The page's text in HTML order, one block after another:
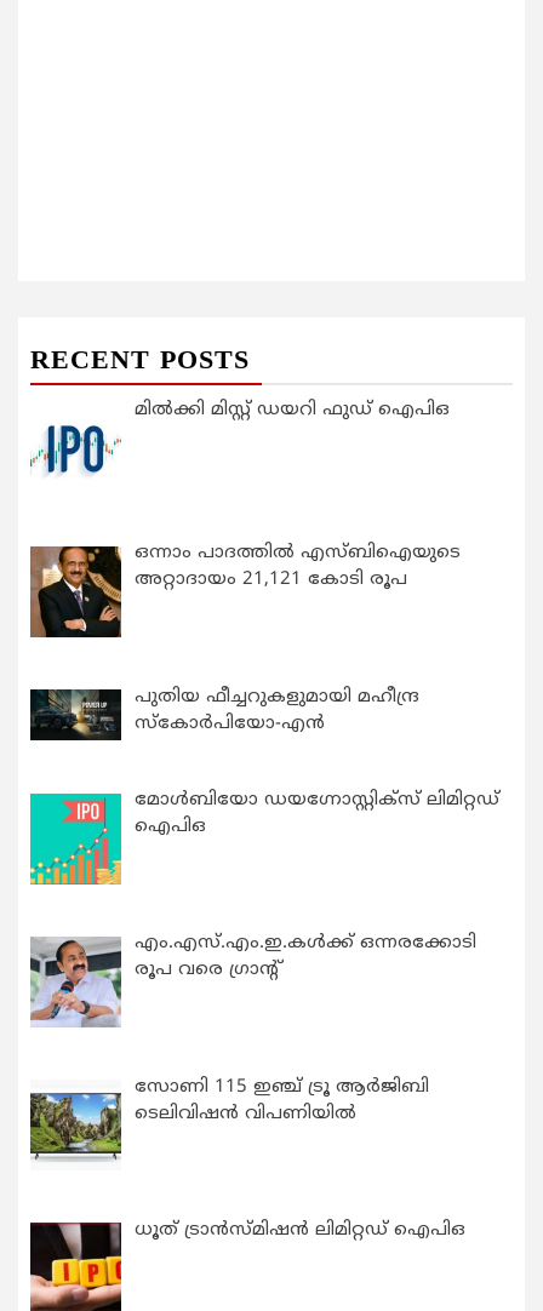
RECENT POSTS
മിൽക്കി മിസ്റ്റ് ഡയറി ഫുഡ് ഐപിഒ
ഒന്നാം പാദത്തിൽ എസ്ബിഐയുടെ
അറ്റാദായം 21,121 കോടി രൂപ
പുതിയ ഫീച്ചറുകളുമായി മഹീന്ദ്ര
സ്കോർപിയോ-എൻ
മോൾബിയോ ഡയഗ്നോസ്റ്റിക്സ് ലിമിറ്റഡ്
ഐപിഒ
എം.എസ്.എം.ഇ.കൾക്ക് ഒന്നരക്കോടി
രൂപ വരെ ഗ്രാന്റ്
സോണി 115 ഇഞ്ച് ട്രൂ ആർജിബി
ടെലിവിഷൻ വിപണിയിൽ
ധൂത് ട്രാൻസ്മിഷൻ ലിമിറ്റഡ് ഐപിഒ